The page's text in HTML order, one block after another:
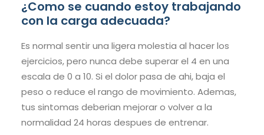
¿Como se cuando estoy trabajando
con la carga adecuada?
Es normal sentir una ligera molestia al hacer los
ejercicios, pero nunca debe superar el 4 en una
escala de 0 a 10. Si el dolor pasa de ahi, baja el
peso o reduce el rango de movimiento. Ademas,
tus sintomas deberian mejorar o volver a la
normalidad 24 horas despues de entrenar.